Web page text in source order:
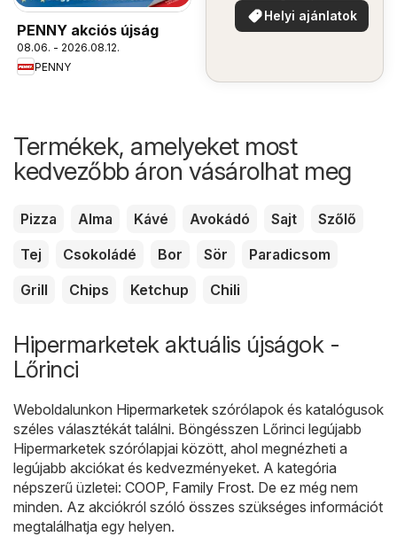
PENNY akciós újság
08.06. - 2026.08.12.
PENNY
Helyi ajánlatok
Termékek, amelyeket most
kedvezőbb áron vásárolhat meg
Pizza Alma Kávé Avokádó Sajt
Szőlő
Tej
Csokoládé Bor Sör
Paradicsom
Grill
Chips Ketchup Chili
Hipermarketek aktuális újságok -
Lőrinci
Weboldalunkon Hipermarketek szórólapok és katalógusok
széles választékát találni. Böngésszen Lőrinci legújabb
Hipermarketek szórólapjai között, ahol megnézheti a
legújabb akciókat és kedvezményeket. A kategória
népszerű üzletei: COOP, Family Frost. De ez még nem
minden. Az akciókról szóló összes szükséges információt
megtalálhatja egy helyen.